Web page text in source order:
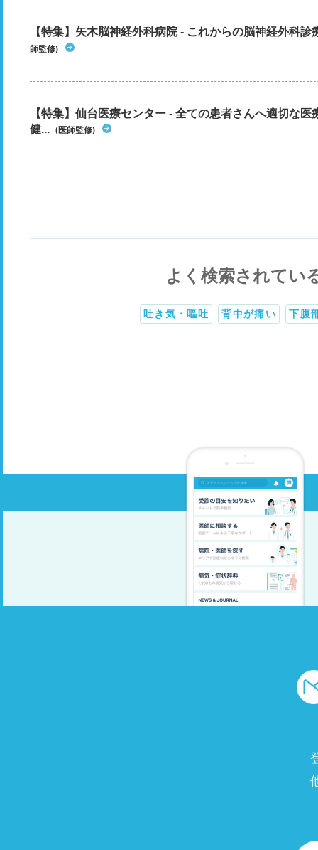
【特集】矢木脳神経外科病院 - これからの脳神経外科
師監修)
【特集】仙台医療センター - 全ての患者さんへ適切な
健... (医師監修)
よく検索されてい
吐き気・嘔吐 背中が痛い 下腹